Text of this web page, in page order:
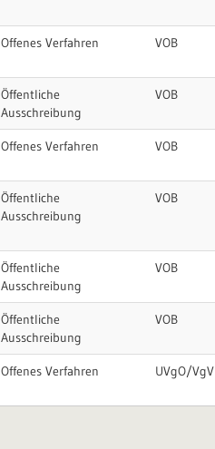
Offenes Verfahren VOB
Öffentliche
Ausschreibung
VOB
Offenes Verfahren VOB
Öffentliche
Ausschreibung
VOB
Öffentliche
Ausschreibung
VOB
Öffentliche
Ausschreibung
VOB
Offenes Verfahren UVgO/VgV